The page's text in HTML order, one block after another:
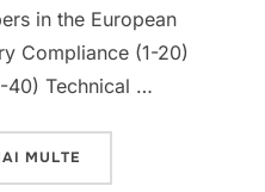
in the European
Compliance (1-20)
40) Technical …
MULTE„100 COMMON